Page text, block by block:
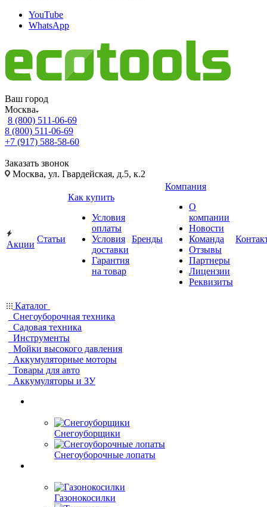
YouTube
WhatsApp
Ваш город
Москва
8 (800) 511-06-69
8 (800) 511-06-69
+7 (917) 588-58-60
Заказать звонок
Москва, ул. Гвардейская, д.5, к.2
Акции
Статьи
Как купить
Условия
оплаты
Условия
доставки
Гарантия
на товар
Бренды
Компания
О
компании
Новости
Команда
Отзывы
Партнеры
Лицензии
Реквизиты
Каталог
Снегоуборочная техника
Садовая техника
Инструменты
Мойки высокого давления
Аккумуляторные моторы
Товары для авто
Аккумуляторы и ЗУ
Снегоуборщики
Снегоуборочные лопаты
Газонокосилки